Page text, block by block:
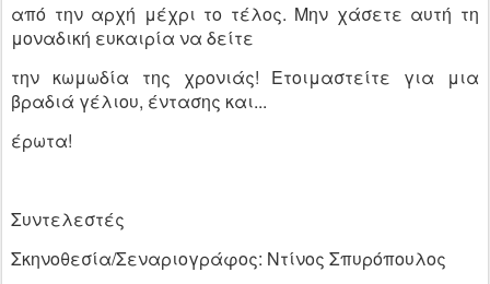
από την αρχή μέχρι το τέλος. Μην χάσετε αυτή τη
μοναδική ευκαιρία να δείτε
την κωμωδία της χρονιάς! Ετοιμαστείτε για μια
βραδιά γέλιου, έντασης και...
έρωτα!
Συντελεστές
Σκηνοθεσία/Σεναριογράφος: Ντίνος Σπυρόπουλος